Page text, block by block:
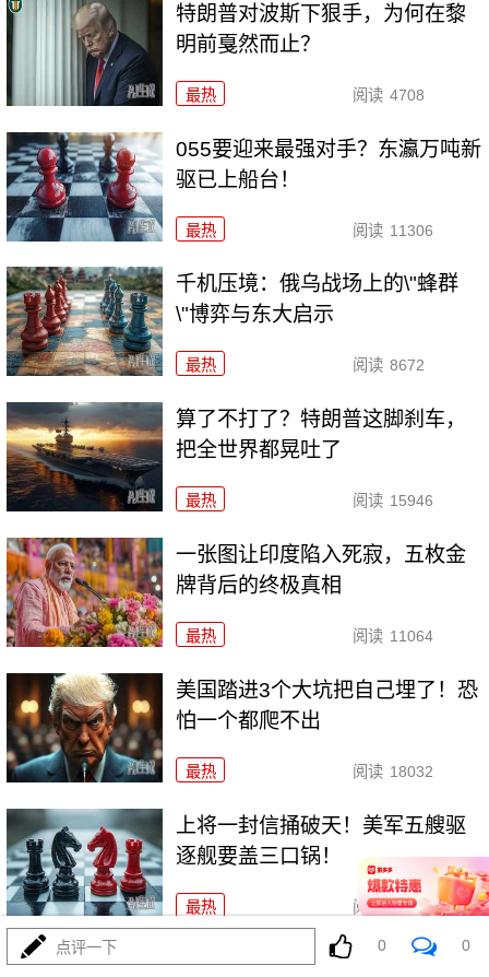
特朗普对波斯下狠手，为何在黎
明前戛然而止？
最热 阅读 4708
055要迎来最强对手？东瀛万吨新
驱已上船台！
最热 阅读 11306
千机压境：俄乌战场上的\"蜂群
\"博弈与东大启示
最热 阅读 8672
算了不打了？特朗普这脚刹车，
把全世界都晃吐了
最热 阅读 15946
一张图让印度陷入死寂，五枚金
牌背后的终极真相
最热 阅读 11064
美国踏进3个大坑把自己埋了！恐
怕一个都爬不出
最热 阅读 18032
上将一封信捅破天！美军五艘驱
逐舰要盖三口锅！
最热 阅读 7719
特朗普要对伊朗动手？最狠的还没来，最骚的来了
点评一下 0 0